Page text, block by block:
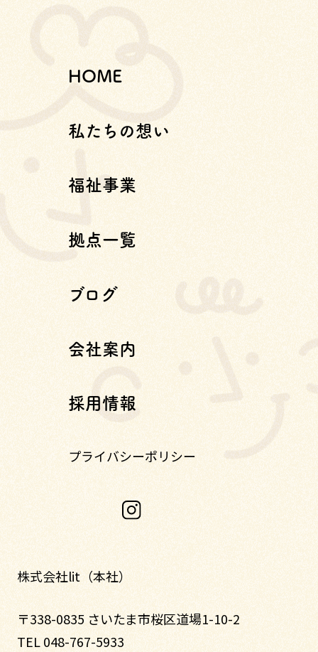
HOME
私たちの想い
福祉事業
拠点一覧
ブログ
会社案内
採用情報
プライバシーポリシー
株式会社lit（本社）
〒338-0835 さいたま市桜区道場1-10-2
TEL 048-767-5933